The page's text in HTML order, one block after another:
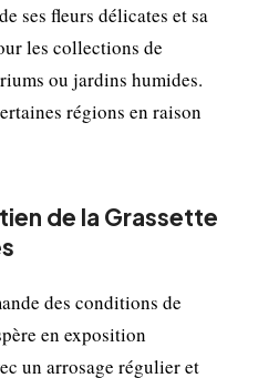
ses fleurs délicates et sa
les collections de
ou jardins humides.
régions en raison
de la Grassette
des conditions de
en exposition
un arrosage régulier et